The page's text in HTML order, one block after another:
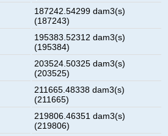
187242.54299 dam3(s)
(187243)
195383.52312 dam3(s)
(195384)
203524.50325 dam3(s)
(203525)
211665.48338 dam3(s)
(211665)
219806.46351 dam3(s)
(219806)